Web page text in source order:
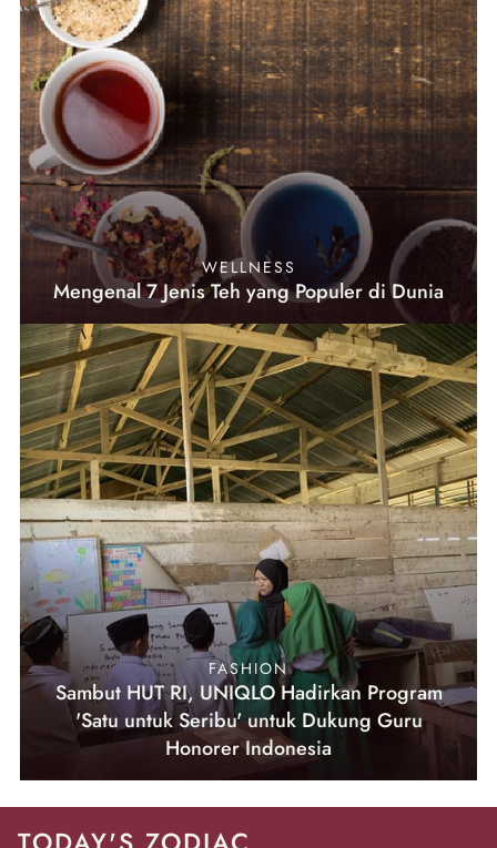
WELLNESS
Mengenal 7 Jenis Teh yang Populer di Dunia
FASHION
Sambut HUT RI, UNIQLO Hadirkan Program
'Satu untuk Seribu' untuk Dukung Guru
Honorer Indonesia